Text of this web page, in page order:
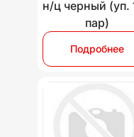
н/ц черный (уп.
пар)
Подробнее